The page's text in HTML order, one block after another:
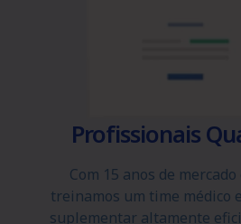
Profissionais
Com 15 anos de
treinamos um time médico
suplementar altamente